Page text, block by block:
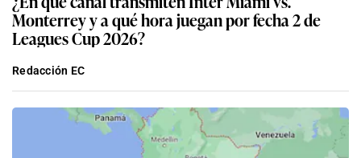
Monterrey y a qué hora juegan por fecha 2 de
Leagues Cup 2026?
Redacción EC